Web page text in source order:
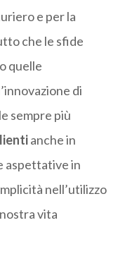
e per la
che le sfide
quelle
di
sempre più
anche in
aspettative in
nell’utilizzo
vita